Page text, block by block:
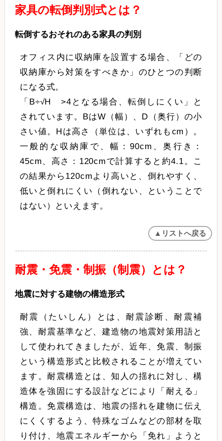
家具の転倒判別式とは？
転倒するおそれのある家具の判別
オフィス内に収納庫を設置する場合、「どの
収納庫から対策をすべきか」のひとつの判断
になる式。
「B÷√H >4となる場合、転倒しにくい」と
されています。BはW（幅）、D（奥行）の小
さい値。Hは高さ（単位は、いずれもcm）。
一般的な収納庫で、幅：90cm、奥行き：
45cm、高さ：120cmで計算すると約4.1。こ
の結果から120cmより高いと、倒れやすく、
低いと倒れにくい（倒れない、ということで
はない）といえます。
▲リストへ戻る
耐震・免震・制振（制震）とは？
地震に対する建物の構造形式
耐震（たいしん）とは、耐震診断、耐震補
強、耐震基準など、建造物の地震対策用語と
して使われてきましたが、近年、免震、制振
という構造形式と比較されることが増えてい
ます。耐震構造とは、知人の揺れに対し、構
造体を強固にする設計などにより「耐える」
構造。免震構造は、地震の揺れを建物に伝え
にくくするよう、特殊なゴムなどの部材を取
り付け、地震エネルギーから「免れ」ようと